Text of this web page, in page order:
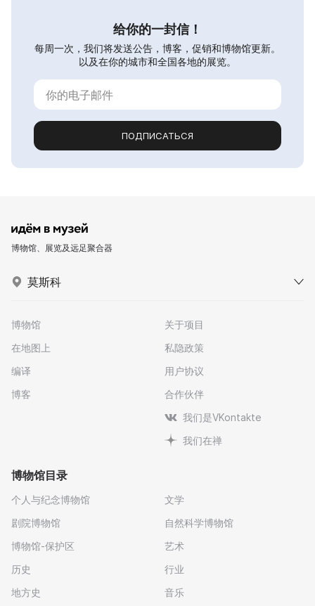
给你的一封信！
每周一次，我们将发送公告，博客，促销和博物馆更新。
以及在你的城市和全国各地的展览。
ПОДПИСАТЬСЯ
博物馆、展览及远足聚合器
莫斯科
博物馆
在地图上
编译
博客
关于项目
私隐政策
用户协议
合作伙伴
我们是VKontakte
我们在禅
博物馆目录
个人与纪念博物馆
剧院博物馆
博物馆-保护区
历史
地方史
文学
自然科学博物馆
艺术
行业
音乐